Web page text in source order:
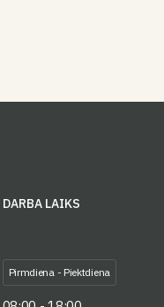
DARBA LAIKS
Pirmdiena - Piektdiena